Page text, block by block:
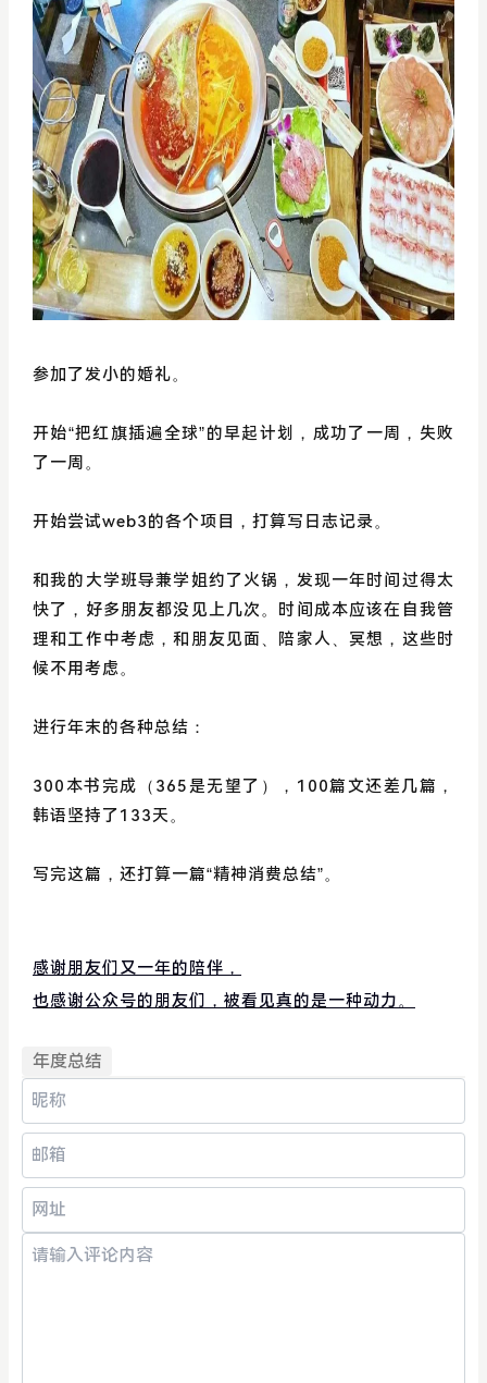
参加了发小的婚礼。
开始“把红旗插遍全球”的早起计划，成功了一周，失败
了一周。
开始尝试web3的各个项目，打算写日志记录。
和我的大学班导兼学姐约了火锅，发现一年时间过得太
快了，好多朋友都没见上几次。时间成本应该在自我管
理和工作中考虑，和朋友见面、陪家人、冥想，这些时
候不用考虑。
进行年末的各种总结：
300本书完成（365是无望了），100篇文还差几篇，
韩语坚持了133天。
写完这篇，还打算一篇“精神消费总结”。
感谢朋友们又一年的陪伴，
也感谢公众号的朋友们，被看见真的是一种动力。
年度总结